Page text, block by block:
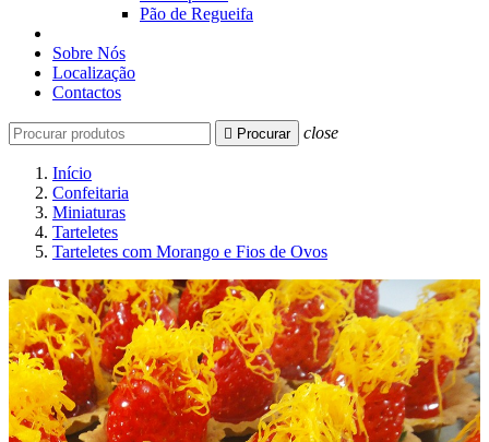
Pão de Regueifa
Sobre Nós
Localização
Contactos
 Procurar close
Início
Confeitaria
Miniaturas
Tarteletes
Tarteletes com Morango e Fios de Ovos